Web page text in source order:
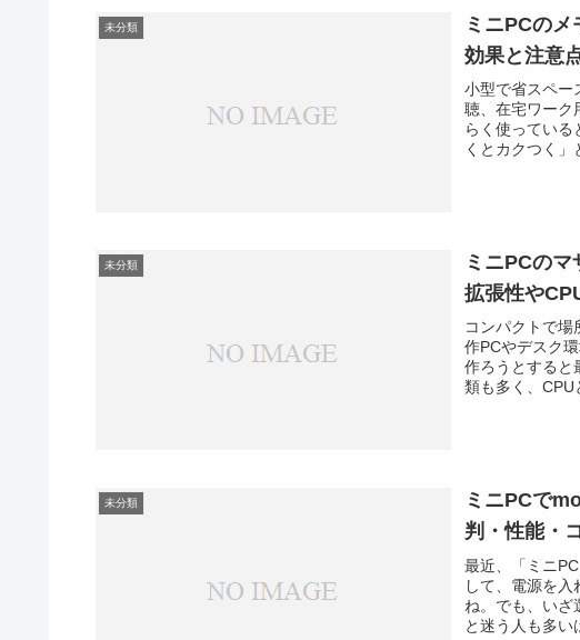
未分類
ミニPCの
効果と注意
小型で省スペー
聴、在宅ワーク
らく使ってい
くとカクつく
未分類
ミニPCのマ
拡張性や
コンパクトで場
作PCやデスク
作ろうとすると
類も多く、
未分類
ミニPCで
判・性能・
最近、「ミニ
して、電源を
ね。でも、いざ
と迷う人も多い